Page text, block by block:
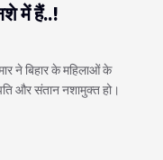
में हैं..!
ने बिहार के महिलाओं के
और संतान नशामुक्त हो।